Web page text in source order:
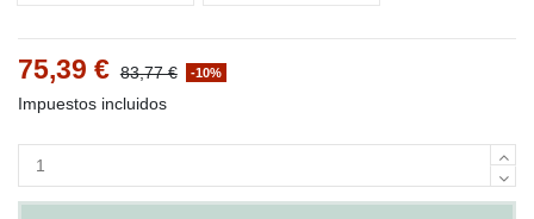
75,39 € 83,77 € -10%
Impuestos incluidos